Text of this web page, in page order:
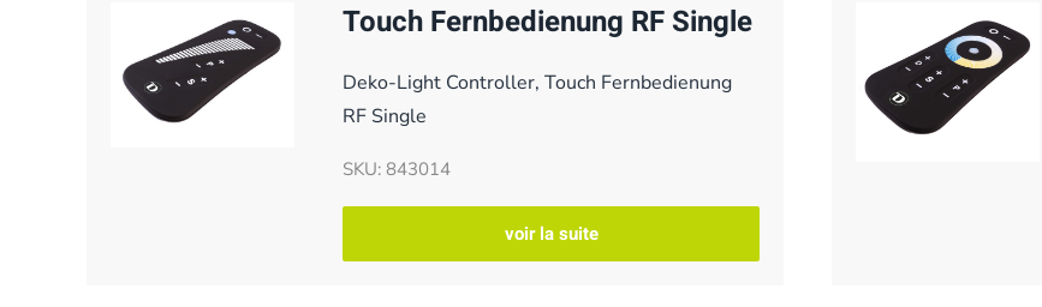
Touch Fernbedienung RF Single
Deko-Light Controller, Touch Fernbedienung
RF Single
SKU: 843014
voir la suite